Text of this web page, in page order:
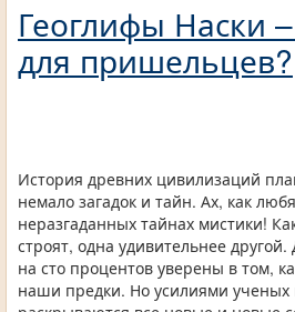
Геоглифы Наски
для пришельцев?
История древних цивилизаций
немало загадок и тайн. Ах, как
неразгаданных тайнах мистики!
строят, одна удивительнее
на сто процентов уверены в том,
наши предки. Но усилиями